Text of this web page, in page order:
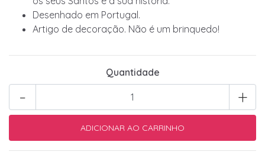
Desenhado em Portugal.
Artigo de decoração. Não é um brinquedo!
Quantidade
+
-